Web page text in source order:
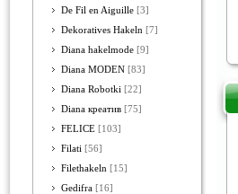
De Fil en Aiguille [3]
Dekoratives Hakeln [7]
Diana hakelmode [9]
Diana MODEN [83]
Diana Robotki [22]
Diana креатив [75]
FELICE [103]
Filati [56]
Filethakeln [15]
Gedifra [16]